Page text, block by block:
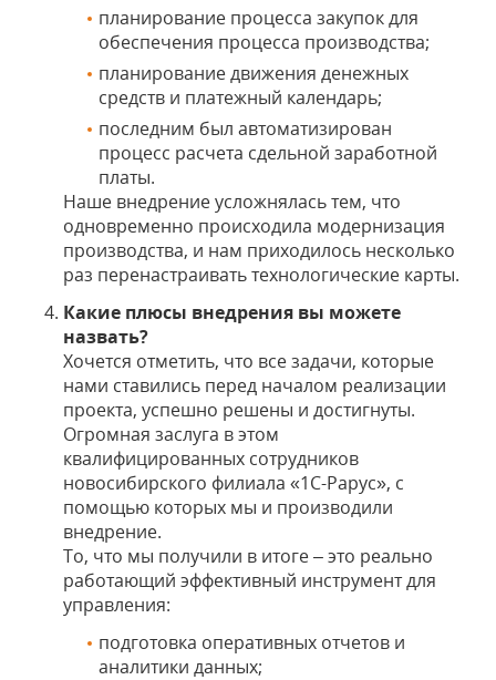
планирование процесса закупок для
обеспечения процесса производства;
планирование движения денежных
средств и платежный календарь;
последним был автоматизирован
процесс расчета сдельной заработной
платы.
Наше внедрение усложнялась тем, что
одновременно происходила модернизация
производства, и нам приходилось несколько
раз перенастраивать технологические карты.
Какие плюсы внедрения вы можете
назвать?
Хочется отметить, что все задачи, которые
нами ставились перед началом реализации
проекта, успешно решены и достигнуты.
Огромная заслуга в этом
квалифицированных сотрудников
новосибирского филиала «1С-Рарус», с
помощью которых мы и производили
внедрение.
То, что мы получили в итоге – это реально
работающий эффективный инструмент для
управления:
подготовка оперативных отчетов и
аналитики данных;